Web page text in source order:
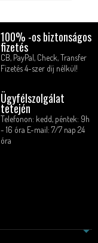
100% -os biztonságos
fizetés
CB, PayPal, Check, Transfer
Fizetés 4-szer díj nélkül!
Ügyfélszolgálat
tetején
Telefonon: kedd, péntek: 9h
- 16 óra E-mail: 7/7 nap 24
óra